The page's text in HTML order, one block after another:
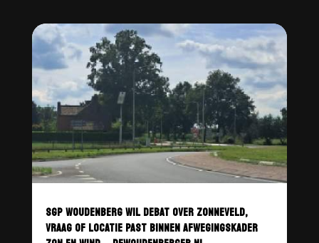
SGP WOUDENBERG WIL DEBAT OVER ZONNEVELD,
VRAAG OF LOCATIE PAST BINNEN AFWEGINGSKADER